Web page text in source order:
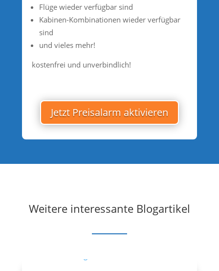
Flüge wieder verfügbar sind
Kabinen-Kombinationen wieder verfügbar
sind
und vieles mehr!
kostenfrei und unverbindlich!
Jetzt Preisalarm aktivieren
Weitere interessante Blogartikel